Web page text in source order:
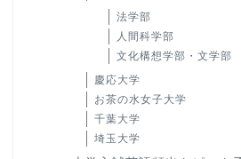
法学部
人間科学部
文化構想学部・文学部
慶応大学
お茶の水女子大学
千葉大学
埼玉大学